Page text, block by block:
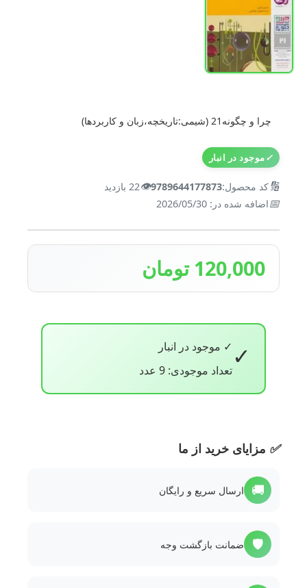
چرا و چگونه21 (شیمی:تاریخچه،زبان و کاربردها)
✓موجود در انبار
🔢کد محصول:9789644177873
👁️22 بازدید
📅اضافه شده در: 2026/05/30
120,000 تومان
✓ ✓ موجود در انبار
تعداد موجودی: 9 عدد
✅ مزایای خرید از ما
🚚 ارسال سریع و رایگان
🛡️ ضمانت بازگشت وجه